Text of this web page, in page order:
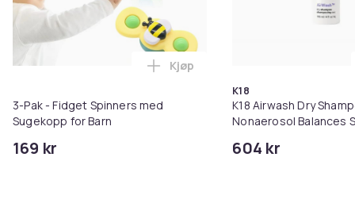
3-Pak - Fidget Spinners med
Sugekopp for Barn
169 kr
Legg 3-Pak - Fidget Spinners
Kjøp
K18
K18 Airwash Dry
Nonaerosol Balances
604 kr